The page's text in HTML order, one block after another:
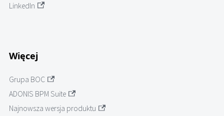
LinkedIn
Więcej
Grupa BOC
ADONIS BPM Suite
Najnowsza wersja produktu